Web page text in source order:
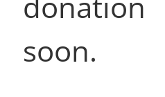
soon.